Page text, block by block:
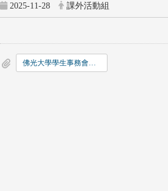
2025-11-28 課外活動組
佛光大學學生事務會議設置辦法.pdf